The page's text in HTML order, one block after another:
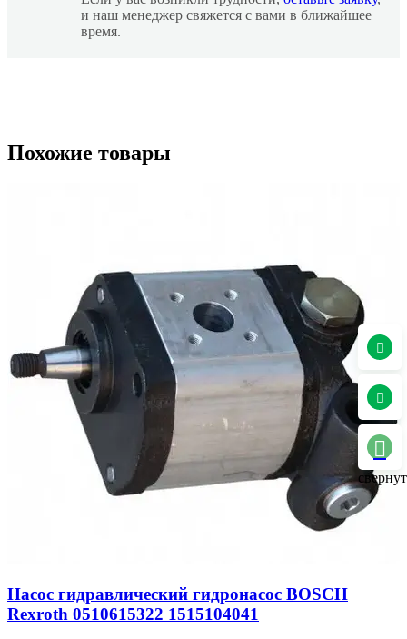
и наш менеджер свяжется с вами в ближайшее
время.
Похожие товары
Насос гидравлический гидронасос BOSCH
Rexroth 0510615322 1515104041